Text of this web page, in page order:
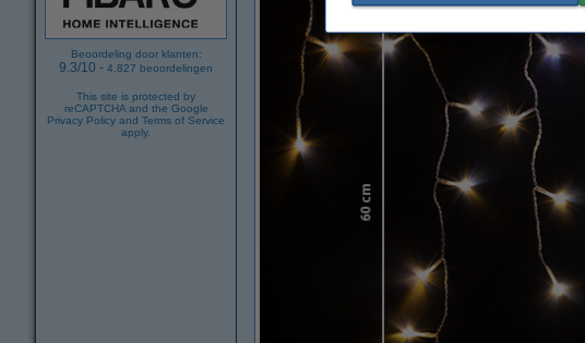
Beoordeling door klanten:
9.3/10 - 4.827 beoordelingen
This site is protected by
reCAPTCHA and the Google
Privacy Policy and Terms of Service
apply.